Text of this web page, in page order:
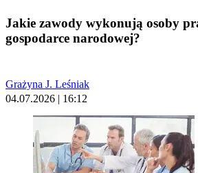
Jakie zawody wykonują osoby
gospodarce narodowej?
Grażyna J. Leśniak
04.07.2026 | 16:12